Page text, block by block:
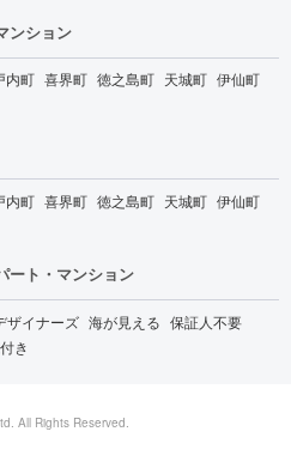
ンション
内町 喜界町 徳之島町 天城町 伊仙町
内町 喜界町 徳之島町 天城町 伊仙町
ート・マンション
ザイナーズ 海が見える 保証人不要
き
All Rights Reserved.